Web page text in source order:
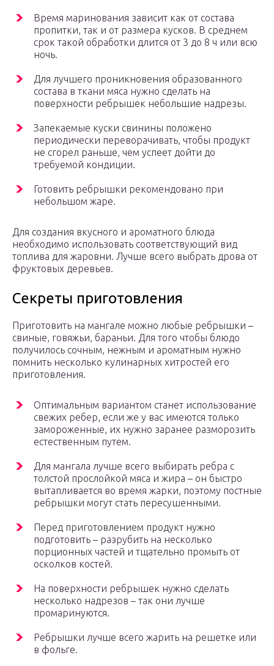
Время маринования зависит как от состава
пропитки, так и от размера кусков. В среднем
срок такой обработки длится от 3 до 8 ч или всю
ночь.
Для лучшего проникновения образованного
состава в ткани мяса нужно сделать на
поверхности ребрышек небольшие надрезы.
Запекаемые куски свинины положено
периодически переворачивать, чтобы продукт
не сгорел раньше, чем успеет дойти до
требуемой кондиции.
Готовить ребрышки рекомендовано при
небольшом жаре.
Для создания вкусного и ароматного блюда
необходимо использовать соответствующий вид
топлива для жаровни. Лучше всего выбрать дрова от
фруктовых деревьев.
Секреты приготовления
Приготовить на мангале можно любые ребрышки –
свиные, говяжьи, бараньи. Для того чтобы блюдо
получилось сочным, нежным и ароматным нужно
помнить несколько кулинарных хитростей его
приготовления.
Оптимальным вариантом станет использование
свежих ребер, если же у вас имеются только
замороженные, их нужно заранее разморозить
естественным путем.
Для мангала лучше всего выбирать ребра с
толстой прослойкой мяса и жира – он быстро
вытапливается во время жарки, поэтому постные
ребрышки могут стать пересушенными.
Перед приготовлением продукт нужно
подготовить – разрубить на несколько
порционных частей и тщательно промыть от
осколков костей.
На поверхности ребрышек нужно сделать
несколько надрезов – так они лучше
промаринуются.
Ребрышки лучше всего жарить на решетке или
в фольге.